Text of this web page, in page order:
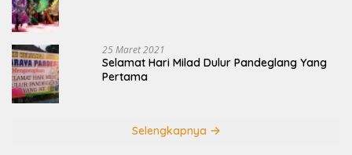
25 Maret 2021
Selamat Hari Milad Dulur Pandeglang Yang
Pertama
Selengkapnya